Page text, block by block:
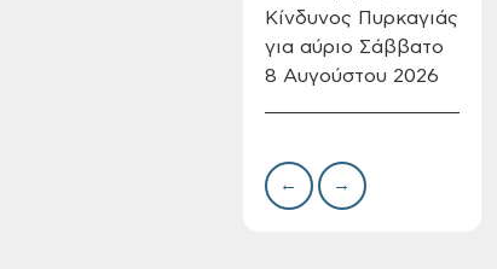
Επαναλειτουργία
του συστήματος
SeaTrac στην
Κίνδυνος Πυρκαγιάς
για αύριο Σάββατο
8 Αυγούστου 2026
← →